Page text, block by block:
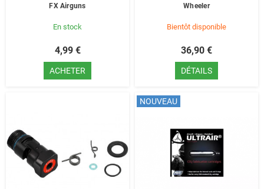
FX Airguns
En stock
4,99 €
ACHETER
Wheeler
Bientôt disponible
36,90 €
DÉTAILS
NOUVEAU